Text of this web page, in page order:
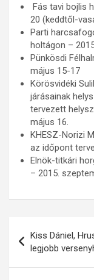
Fás tavi bojlis
20 (keddtől-
Parti
holtágon –
​Pünkösdi
május 15-17
Körösvidéki
járásainak
tervezett
május 16.
KHESZ-Norizi
az időpont
Elnök-titkári
– 2015.
navigáció
Kiss Dániel,
legjobb